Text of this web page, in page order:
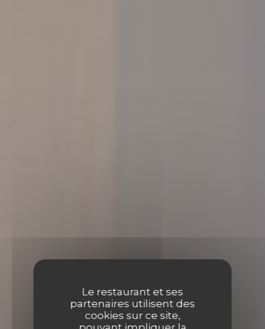
Le restaurant et ses
partenaires utilisent des
cookies sur ce site,